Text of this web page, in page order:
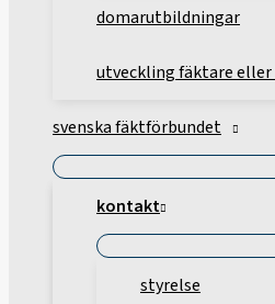
domarutbildningar
utveckling fäktare
svenska fäktförbundet
kontakt
styrelse